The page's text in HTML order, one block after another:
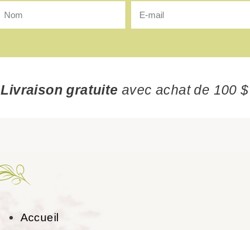
Livraison gratuite avec achat de 100
Accueil